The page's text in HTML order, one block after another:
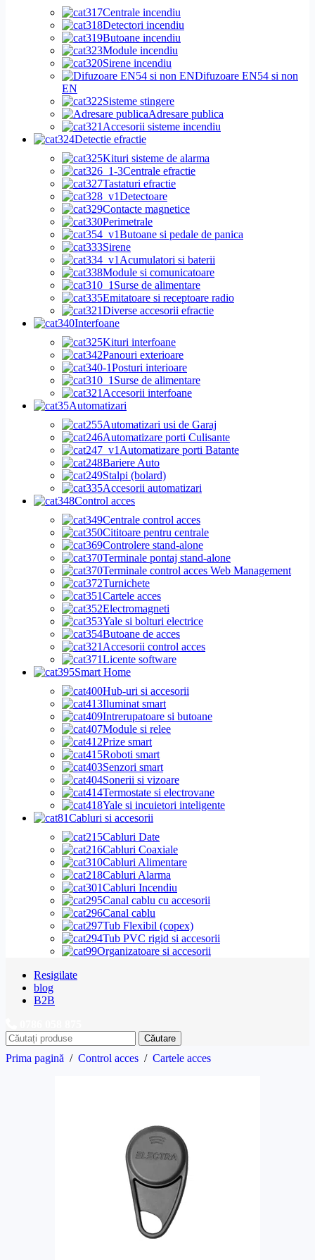
Centrale incendiu
Detectori incendiu
Butoane incendiu
Module incendiu
Sirene incendiu
Difuzoare EN54 si non
EN
Sisteme stingere
Adresare publica
Accesorii sisteme incendiu
Detectie efractie
Kituri sisteme de alarma
Centrale efractie
Tastaturi efractie
Detectoare
Contacte magnetice
Perimetrale
Butoane si pedale de panica
Sirene
Acumulatori si baterii
Module si comunicatoare
Surse de alimentare
Emitatoare si receptoare radio
Diverse accesorii efractie
Interfoane
Kituri interfoane
Panouri exterioare
Posturi interioare
Surse de alimentare
Accesorii interfoane
Automatizari
Automatizari usi de Garaj
Automatizare porti Culisante
Automatizare porti Batante
Bariere Auto
Stalpi (bolard)
Accesorii automatizari
Control acces
Centrale control acces
Cititoare pentru centrale
Controlere stand-alone
Terminale pontaj stand-alone
Terminale control acces Web Management
Turnichete
Cartele acces
Electromagneti
Yale si bolturi electrice
Butoane de acces
Accesorii control acces
Licente software
Smart Home
Hub-uri si accesorii
Iluminat smart
Intrerupatoare si butoane
Module si relee
Prize smart
Roboti smart
Senzori smart
Sonerii si vizoare
Termostate si electrovane
Yale si incuietori inteligente
Cabluri si accesorii
Cabluri Date
Cabluri Coaxiale
Cabluri Alimentare
Cabluri Alarma
Cabluri Incendiu
Canal cablu cu accesorii
Canal cablu
Tub Flexibil (copex)
Tub PVC rigid si accesorii
Organizatoare si accesorii
Resigilate
blog
B2B
Căutare
Prima pagină / Control acces / Cartele acces